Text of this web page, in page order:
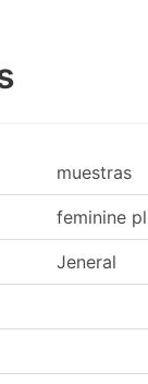
muestras
feminine
Jeneral